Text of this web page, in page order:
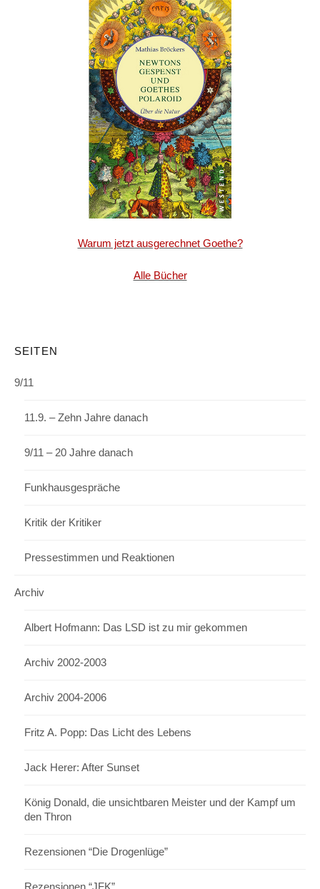
Warum jetzt ausgerechnet Goethe?
Alle Bücher
SEITEN
9/11
11.9. – Zehn Jahre danach
9/11 – 20 Jahre danach
Funkhausgespräche
Kritik der Kritiker
Pressestimmen und Reaktionen
Archiv
Albert Hofmann: Das LSD ist zu mir gekommen
Archiv 2002-2003
Archiv 2004-2006
Fritz A. Popp: Das Licht des Lebens
Jack Herer: After Sunset
König Donald, die unsichtbaren Meister und der Kampf um
den Thron
Rezensionen “Die Drogenlüge”